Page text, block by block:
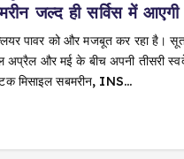
जल्द ही सर्विस में आएगी
पावर को और मजबूत कर रहा है।
अप्रैल और मई के बीच अपनी तीसरी
मिसाइल सबमरीन, INS…